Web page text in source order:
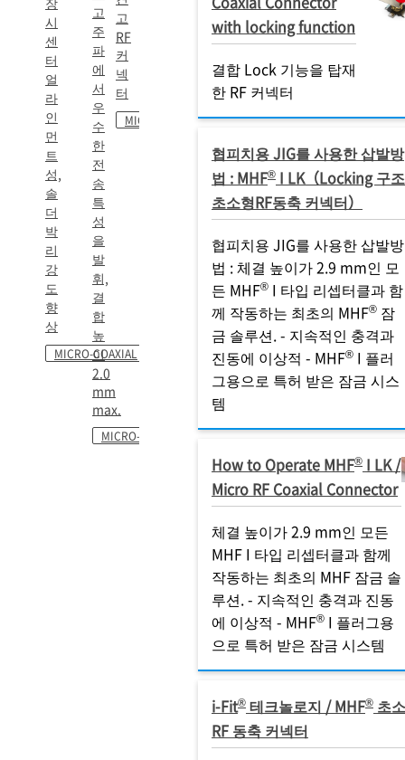
시
센
터
얼
라
인
먼
트
성,
솔
더
박
리
강
도
향
상
MICRO-COAXIAL
고
주
파
에
서
우
수
한
전
송
특
성
을
발
휘,
결
합
높
이
2.0
mm
max.
MICRO-COAXIAL
고
RF
커
넥
터
MICRO-COAXIAL
with locking function
결합 Lock 기능을 탑재
한 RF 커넥터
협피치용 JIG를 사용한 삽발방
법 : MHF® I LK（Locking 구조
초소형RF동축 커넥터）
협피치용 JIG를 사용한 삽발방
법 : 체결 높이가 2.9 mm인 모
든 MHF® I 타입 리셉터클과 함
께 작동하는 최초의 MHF® 잠
금 솔루션. - 지속적인 충격과
진동에 이상적 - MHF® I 플러
그용으로 특허 받은 잠금 시스
템
How to Operate MHF® I LK /
Micro RF Coaxial Connector
체결 높이가 2.9 mm인 모든
MHF I 타입 리셉터클과 함께
작동하는 최초의 MHF 잠금 솔
루션. - 지속적인 충격과 진동
에 이상적 - MHF® I 플러그용
으로 특허 받은 잠금 시스템
i-Fit® 테크놀로지 / MHF® 초
RF 동축 커넥터